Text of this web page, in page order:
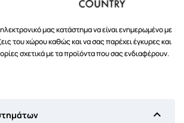
μας κατάστημα να είναι ενημερωμένο με
του χώρου καθώς και να σας παρέχει έγκυρες και
σχετικά με τα προϊόντα που σας ενδιαφέρουν.
